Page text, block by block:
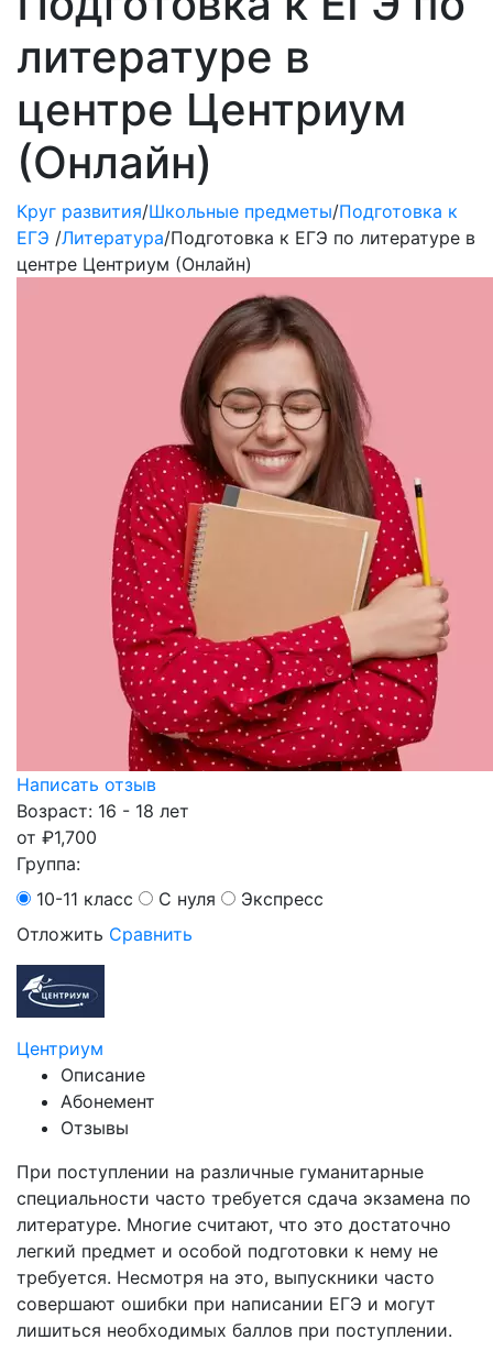
литературе в
центре Центриум
(Онлайн)
Круг развития/Школьные предметы/Подготовка к
ЕГЭ /Литература/Подготовка к ЕГЭ по литературе в
центре Центриум (Онлайн)
Написать отзыв
Возраст: 16 - 18 лет
от ₽1,700
Группа:
10-11 класс
С нуля
Экспресс
Отложить Сравнить
Центриум
Описание
Абонемент
Отзывы
При поступлении на различные гуманитарные
специальности часто требуется сдача экзамена по
литературе. Многие считают, что это достаточно
легкий предмет и особой подготовки к нему не
требуется. Несмотря на это, выпускники часто
совершают ошибки при написании ЕГЭ и могут
лишиться необходимых баллов при поступлении.